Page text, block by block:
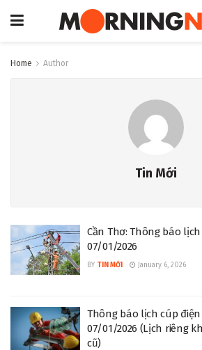
Home Author
Tin Mới
Cần Thơ: Thông báo
07/01/2026
BY TIN MỚI January 6, 2026
Thông báo lịch cúp điện
07/01/2026 (Lịch riêng
cũ)